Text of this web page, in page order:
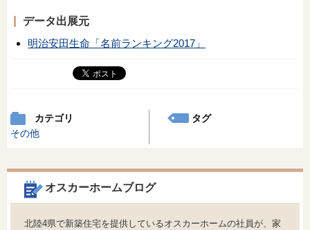
データ出展元
明治安田生命「名前ランキング2017」
カテゴリ
その他
タグ
オスカーホームブログ
北陸4県で新築住宅を提供しているオスカーホームの社員が、家